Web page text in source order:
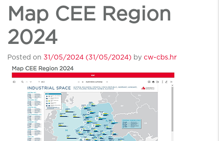
Map CEE Region
2024
Posted on 31/05/2024 (31/05/2024) by cw-cbs.hr